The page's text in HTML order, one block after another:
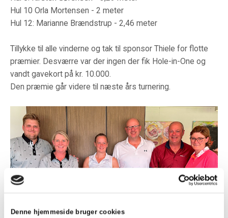
Denne hjemmeside bruger cookies
Hul 10 Orla Mortensen - 2 meter
Hul 12: Marianne Brændstrup - 2,46 meter
Tillykke til alle vinderne og tak til sponsor Thiele for flotte
præmier. Desværre var der ingen der fik Hole-in-One og
vandt gavekort på kr. 10.000.
Den præmie går videre til næste års turnering.